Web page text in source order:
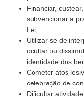
Financiar,
subvencionar a
Lei;
Utilizar-se de
ocultar ou
identidade dos
Cometer atos
celebração de
Dificultar